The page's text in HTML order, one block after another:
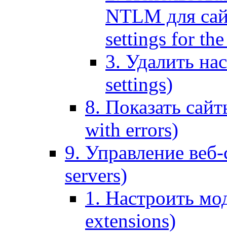
NTLM для
settings for
3. Удалить
settings)
8. Показать
with errors)
9. Управление
servers)
1. Настроить
extensions)